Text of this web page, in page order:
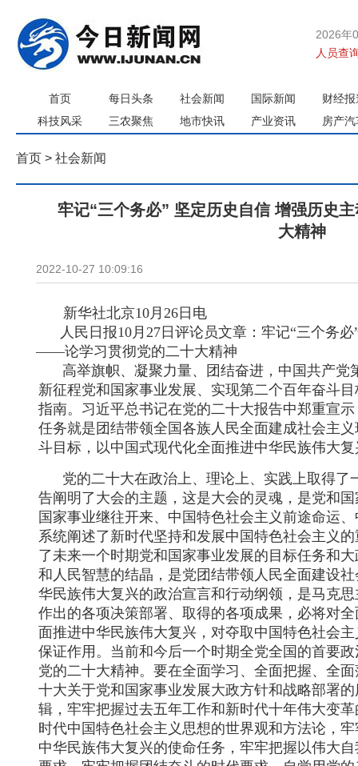
2026年
人员查
首页 每日头条 社会新闻 国际新闻
财经报
科技风采
三农聚焦 地市快讯 产业资讯 房产汽
首页 > 社会新闻
牢记“三个务必” 坚定历史自信 增强历史
大精神
2022-10-27 10:09:16
新华社北京10月26日电
人民日报10月27日评论员文章：牢记“三个
——论学习贯彻党的二十大精神
高举旗帜、凝聚力量、团结奋进，中国共产党
新征程党和国家事业发展、实现第二个百年奋斗
指南。习近平总书记在党的二十大报告中郑重宣
任务就是团结带领全国各族人民全面建成社会主
斗目标，以中国式现代化全面推进中华民族伟大复
党的二十大在政治上、理论上、实践上取得了
告阐明了大会的主题，这是大会的灵魂，是党和
国家事业继往开来、中国特色社会主义前途命运
系统阐述了新时代坚持和发展中国特色社会主义
了未来一个时期党和国家事业发展的目标任务和
和人民智慧的结晶，是党团结带领人民全面建设
华民族伟大复兴的政治宣言和行动纲领，是马克
作出的各项决策部署、取得的各项成果，必将对
面推进中华民族伟大复兴，对夺取中国特色社会
保证作用。当前和今后一个时期全党全国的首要
党的二十大精神。要在全面学习、全面把握、全
十大关于党和国家事业发展大政方针和战略部署
辑，牢牢把握过去五年工作和新时代十年伟大变
时代中国特色社会主义思想的世界观和方法论，
中华民族伟大复兴的使命任务，牢牢把握以伟大